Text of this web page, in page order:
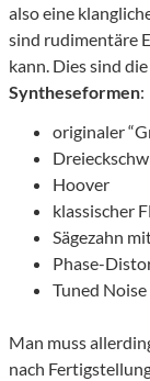
also eine
sind rudimentäre
kann. Dies sind
Syntheseformen:
originaler
Hoover
klassischer
Sägezahn
Phase-
Tuned Noise
Man muss
nach